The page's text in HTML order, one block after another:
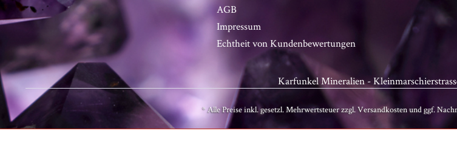
AGB
Impressum
Echtheit von Kundenbewertungen
Karfunkel Mineralien -
* Alle Preise inkl. gesetzl. Mehrwertsteuer zzgl. Versandkostenund ggf.